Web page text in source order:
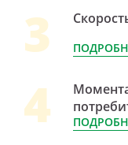
3
4